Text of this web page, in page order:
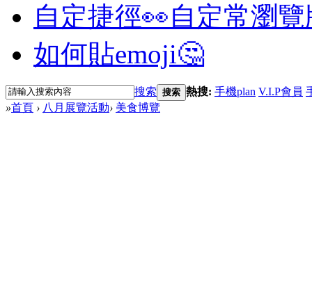
自定捷徑👀自定常瀏
如何貼emoji🤔
搜索 搜索 熱搜: 手機plan V.I.P會員
»首頁 › 八月展覽活動› 美食博覽